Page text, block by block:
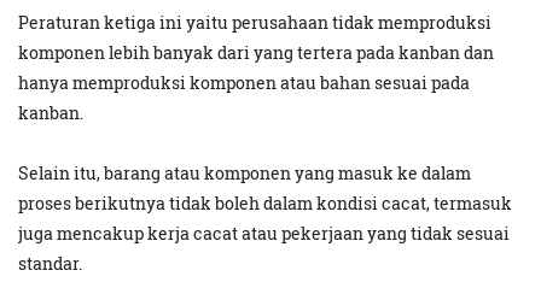
Peraturan ketiga ini yaitu perusahaan tidak memproduksi
komponen lebih banyak dari yang tertera pada kanban dan
hanya memproduksi komponen atau bahan sesuai pada
kanban.
Selain itu, barang atau komponen yang masuk ke dalam
proses berikutnya tidak boleh dalam kondisi cacat, termasuk
juga mencakup kerja cacat atau pekerjaan yang tidak sesuai
standar.